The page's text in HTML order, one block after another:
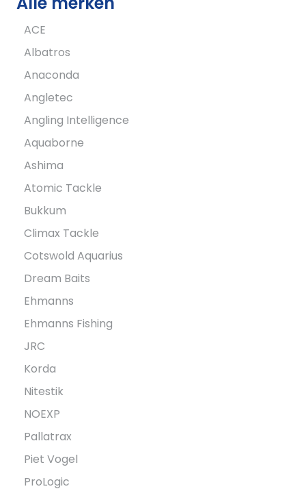
ACE
Albatros
Anaconda
Angletec
Angling Intelligence
Aquaborne
Ashima
Atomic Tackle
Bukkum
Climax Tackle
Cotswold Aquarius
Dream Baits
Ehmanns
Ehmanns Fishing
JRC
Korda
Nitestik
NOEXP
Pallatrax
Piet Vogel
ProLogic